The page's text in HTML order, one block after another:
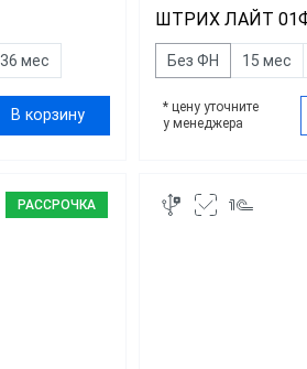
36 мес
В корзину
ШТРИХ ЛАЙТ
Без ФН 15 мес
* цену уточните
у менеджера
РАССРОЧКА